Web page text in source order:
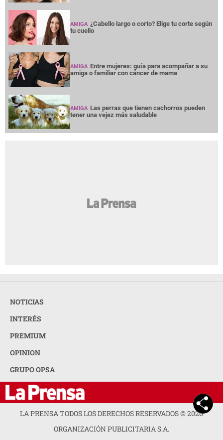
AMIGA ¿Cabello largo o corto? Elige tu corte según
tu cuello
AMIGA Entre mujeres: guía para acompañar a su
amiga o familiar con cáncer de mama
AMIGA Las perras que tienen cachorros pueden
tener una vejez más saludable
NOTICIAS
INTERÉS
PREMIUM
OPINION
GRUPO OPSA
LA PRENSA TODOS LOS DERECHOS RESERVADOS ©2026
ORGANIZACIÓN PUBLICITARIA S.A.